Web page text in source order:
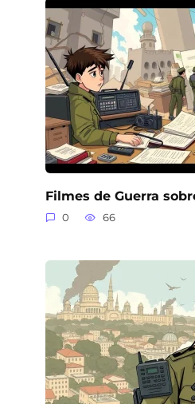
Filmes de Guerra
0 66